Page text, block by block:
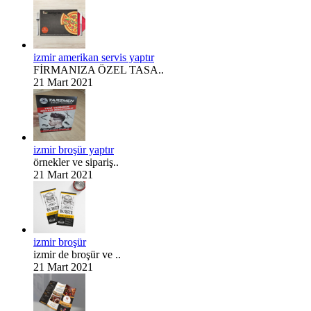
izmir amerikan servis yaptır
FİRMANIZA ÖZEL TASA..
21 Mart 2021
izmir broşür yaptır
örnekler ve sipariş..
21 Mart 2021
izmir broşür
izmir de broşür ve ..
21 Mart 2021